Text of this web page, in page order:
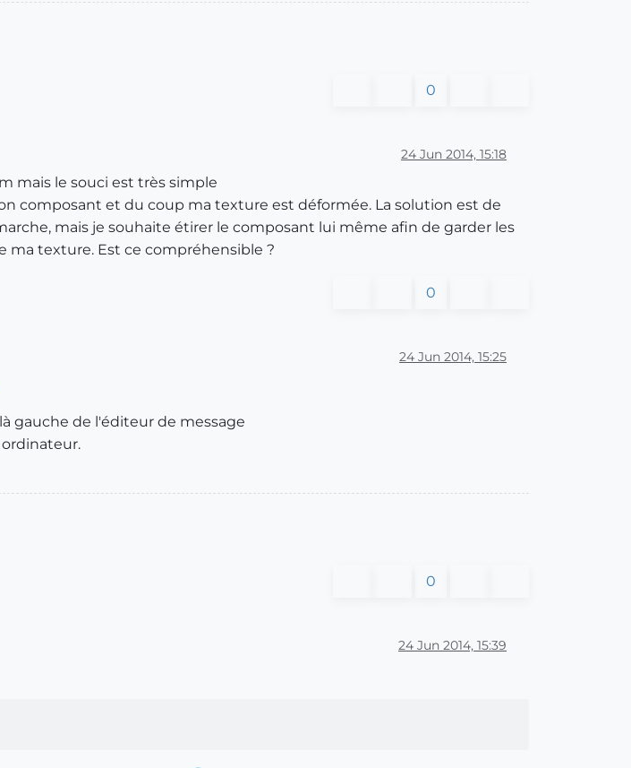
0
24 Jun 2014, 15:18
mais le souci est très simple
composant et du coup ma texture est déformée. La solution est de
mais je souhaite étirer le composant lui même afin de garder les
texture. Est ce compréhensible ?
0
24 Jun 2014, 15:25
gauche de l'éditeur de message
0
24 Jun 2014, 15:39